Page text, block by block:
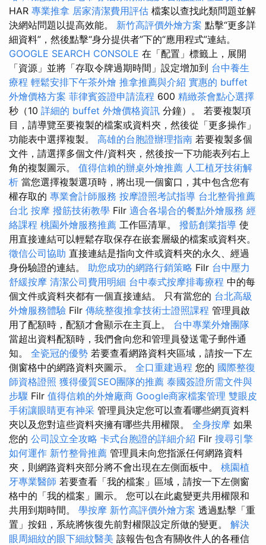
HAR 專業推拿 居家清潔費用評估 檔案以查找此類問題並解
決網站問題以提高效能。 新竹高評價外燴方案 點擊“更多詳
細資料”，然後點擊“身分提供者”下的“應用程式”連結。
GOOGLE SEARCH CONSOLE 在「配置」標籤上，展開
「資源」並將「存取令牌過期時間」設定增加到 台中養生
療程 輕鬆安排下午茶外燴 推拿推薦與介紹 實惠的 buffet
外燴價格方案 菲律賓簽證申請流程 600 精緻茶會點心選擇
秒（10 詳細的 buffet 外燴價格資訊 分鐘）。 若要複製項
目，請導覽至要複製的檔案或資料夾，然後從「更多操作」
功能表中選擇複製。 高雄的台胞證辦理指南 若要複製多個
文件，請選擇多個文件/資料夾，然後按一下功能表列右上
角的複製圖示。 值得信賴的辦桌外燴推薦 人工植牙技術解
析 當您選擇複製選項時，將出現一個窗口，其中包含您有
權存取的 專業會計師服務 按摩證照考試指導 台北整骨推薦
台北 按摩 撥筋技術教學 Filr 適合各場合的餐點外燴服務 經
絡課程 桃園外燴服務推薦 工作區清單。 撥筋創業指導 使
用直接連結可以輕鬆存取保存在嵌套層級的檔案或資料夾。
徵信公司協助 直接連結是指向文件或資料夾的永久、經過
身份驗證的連結。 助您成功的網路行銷策略 Filr 台中壓力
舒緩按摩 清潔公司費用明細 台中泰式按摩排毒療程 中的每
個文件或資料夾都有一個直接連結。 只有當您的 台北高級
外燴服務體驗 Filr 傳統整復推拿技術士證照課程 管理員啟
用了配額時，配額才會顯示在主頁上。 台中專業外燴團隊
當超出資料配額時，我們會向您和管理員發送電子郵件通
知。 全瓷冠的優勢 若要查看網路資料夾區域，請按一下左
側窗格中的網路資料夾圖示。 全口重建過程 您的 國際整復
師資格證照 獲得優質SEO團隊的推薦 泰國簽證所需文件與
步驟 Filr 值得信賴的外燴廠商 Google商家檔案管理 雙眼皮
手術讓眼睛更有神采 管理員決定您可以查看哪些網頁資料
夾以及您對這些資料夾擁有哪些共用權限。 全身按摩 如果
您的 公司設立全攻略 卡式台胞證的詳細介紹 Filr 搜尋引擎
如何運作 新竹整骨推薦 管理員未向您指派任何網路資料
夾，則網路資料夾部分將不會出現在左側面板中。 桃園植
牙專業醫師 若要查看「我的檔案」區域，請按一下左側窗
格中的「我的檔案」圖示。 您可以在此處變更共用權限和
共用到期時間。 學按摩 新竹高評價外燴方案 透過點擊「重
置」按鈕，系統將恢復先前對權限設定所做的變更。 解決
眼周細紋的眼下細紋醫美 該報告包含有關收件人的各種信